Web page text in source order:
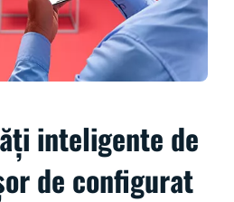
inteligente de
de configurat